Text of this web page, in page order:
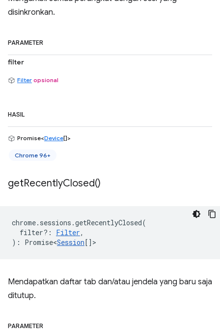
disinkronkan.
PARAMETER
filter
Filter opsional
HASIL
Promise<Device[]>
Chrome 96+
getRecentlyClosed()
chrome. sessions .getRecentlyClosed(
filter? : Filter,
) : Promise<Session[] >
Mendapatkan daftar tab dan/atau jendela yang baru saja
ditutup.
PARAMETER